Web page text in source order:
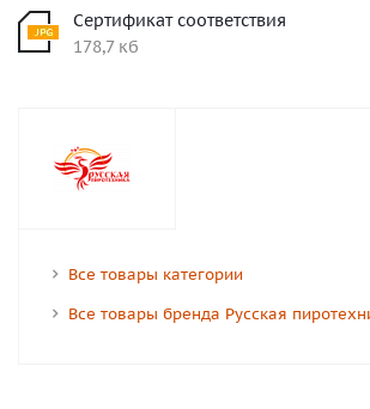
Сертификат соответствия
178,7 кб
Все товары категории
Все товары бренда Русская